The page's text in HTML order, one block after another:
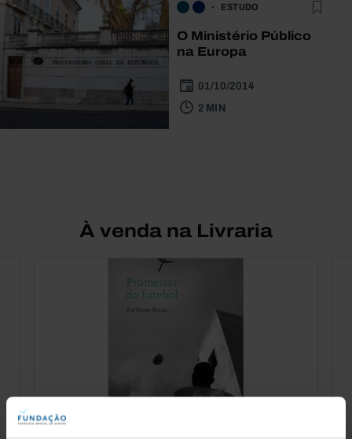
ESTUDO
O Ministério Público
na Europa
01/10/2014
2 MIN
À venda na Livraria